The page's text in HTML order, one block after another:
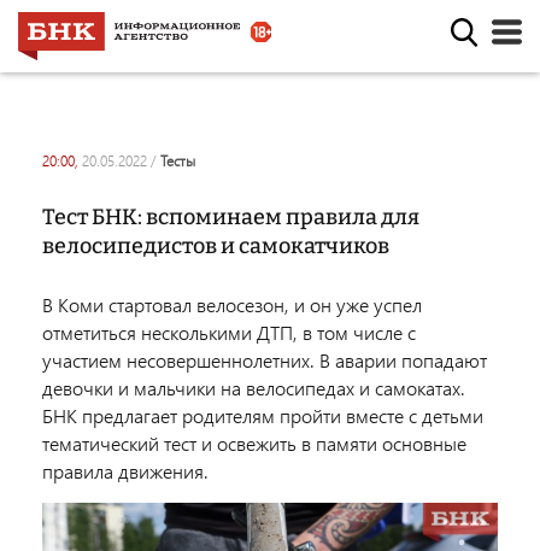
20:00, 20.05.2022 / тесты
Тест БНК: вспоминаем правила для
велосипедистов и самокатчиков
В Коми стартовал велосезон, и он уже успел
отметиться несколькими ДТП, в том числе с
участием несовершеннолетних. В аварии попадают
девочки и мальчики на велосипедах и самокатах.
БНК предлагает родителям пройти вместе с детьми
тематический тест и освежить в памяти основные
правила движения.